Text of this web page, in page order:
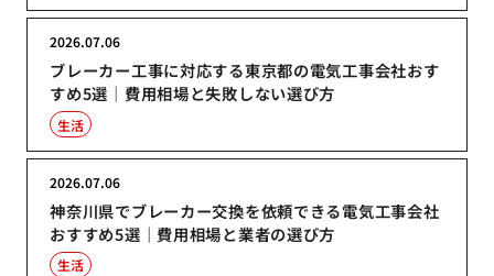
ブレーカー工事に対応する東京都の電気工事会社おす
すめ5選｜費用相場と失敗しない選び方
2026.07.06
生活
神奈川県でブレーカー交換を依頼できる電気工事会社
おすすめ5選｜費用相場と業者の選び方
2026.07.06
生活